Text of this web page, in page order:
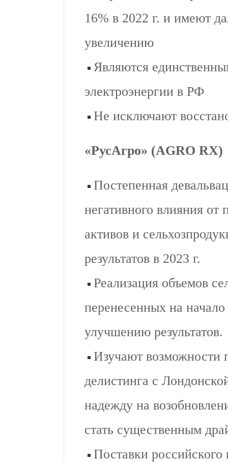
16% в 2022 г. и имеют
увеличению
Являются
электроэнергии в РФ
Не исключают
«РусАгро» (AGRO RX)
Постепенная
негативного влияния от
активов и
результатов в 2023 г.
Реализация объемов
перенесенных на начало
улучшению результатов.
Изучают возможности
делистинга с
надежду на
стать существенным
Поставки российского